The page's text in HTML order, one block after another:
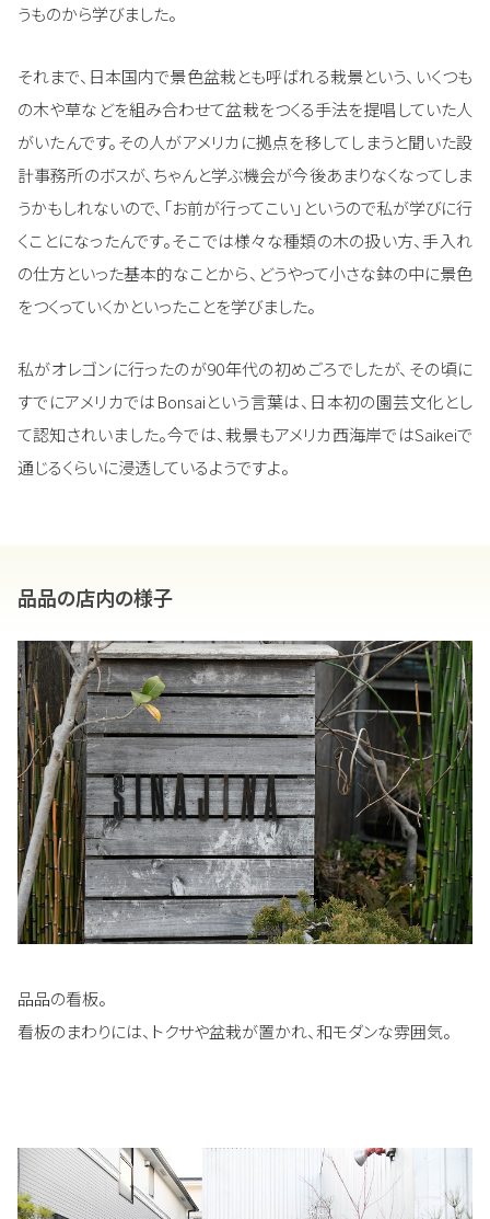
うものから学びました。
それまで、日本国内で景色盆栽とも呼ばれる栽景という、いくつも
の木や草などを組み合わせて盆栽をつくる手法を提唱していた人
がいたんです。その人がアメリカに拠点を移してしまうと聞いた設
計事務所のボスが、ちゃんと学ぶ機会が今後あまりなくなってしま
うかもしれないので、「お前が行ってこい」というので私が学びに行
くことになったんです。そこでは様々な種類の木の扱い方、手入れ
の仕方といった基本的なことから、どうやって小さな鉢の中に景色
をつくっていくかといったことを学びました。
私がオレゴンに行ったのが90年代の初めごろでしたが、その頃に
すでにアメリカではBonsaiという言葉は、日本初の園芸文化とし
て認知されいました。今では、栽景もアメリカ西海岸ではSaikeiで
通じるくらいに浸透しているようですよ。
品品の店内の様子
品品の看板。
看板のまわりには、トクサや盆栽が置かれ、和モダンな雰囲気。